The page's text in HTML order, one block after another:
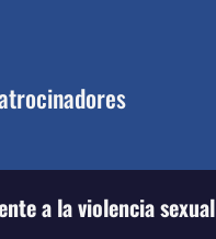
a la violencia sexual